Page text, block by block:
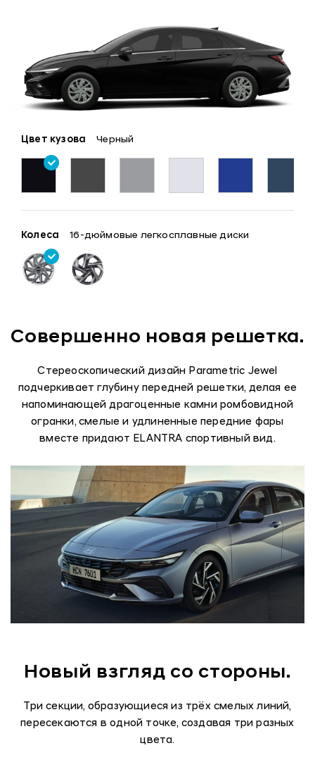
Цвет кузова Черный
Колеса 16-дюймовые легкосплавные диски
Совершенно новая решетка.
Стереоскопический дизайн Parametric Jewel
подчеркивает глубину передней решетки, делая ее
напоминающей драгоценные камни ромбовидной
огранки, смелые и удлиненные передние фары
вместе придают ELANTRA спортивный вид.
Новый взгляд со стороны.
Три секции, образующиеся из трёх смелых линий,
пересекаются в одной точке, создавая три разных
цвета.